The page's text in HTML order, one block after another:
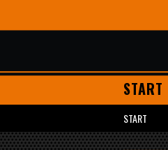
START
START